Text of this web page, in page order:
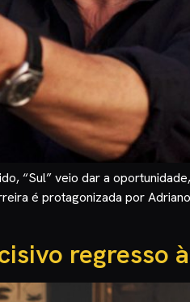
“Sul” veio dar a
é protagonizada por
regresso